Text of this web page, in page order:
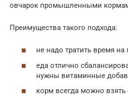
овчарок промышленными
Преимущества такого подхода:
не надо тратить время на
еда отлично
нужны витаминные
корм всегда можно взять